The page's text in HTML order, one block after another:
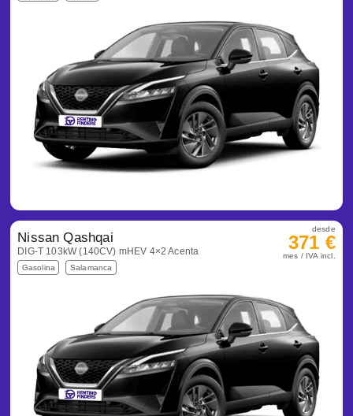
Nissan Qashqai
DIG-T 103kW (140CV) mHEV 4×2 Acenta
Gasolina Salamanca
desde
371 €
mes / IVA incl.